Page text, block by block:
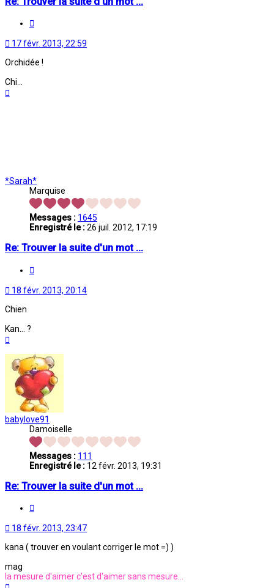
17 févr. 2013, 22:59
Orchidée !
Chi...
*Sarah*
Marquise
Messages : 1645
Enregistré le :26 juil. 2012, 17:19
Re: Trouver la suite d'un mot ...
18 févr. 2013, 20:14
Chien
Kan... ?
babylove91
Damoiselle
Messages : 111
Enregistré le : 12 févr. 2013, 19:31
Re: Trouver la suite d'un mot ...
18 févr. 2013, 23:47
kana ( trouver en voulant corriger le mot =) )
mag
la mesure d'aimer c'est d'aimer sans mesure...